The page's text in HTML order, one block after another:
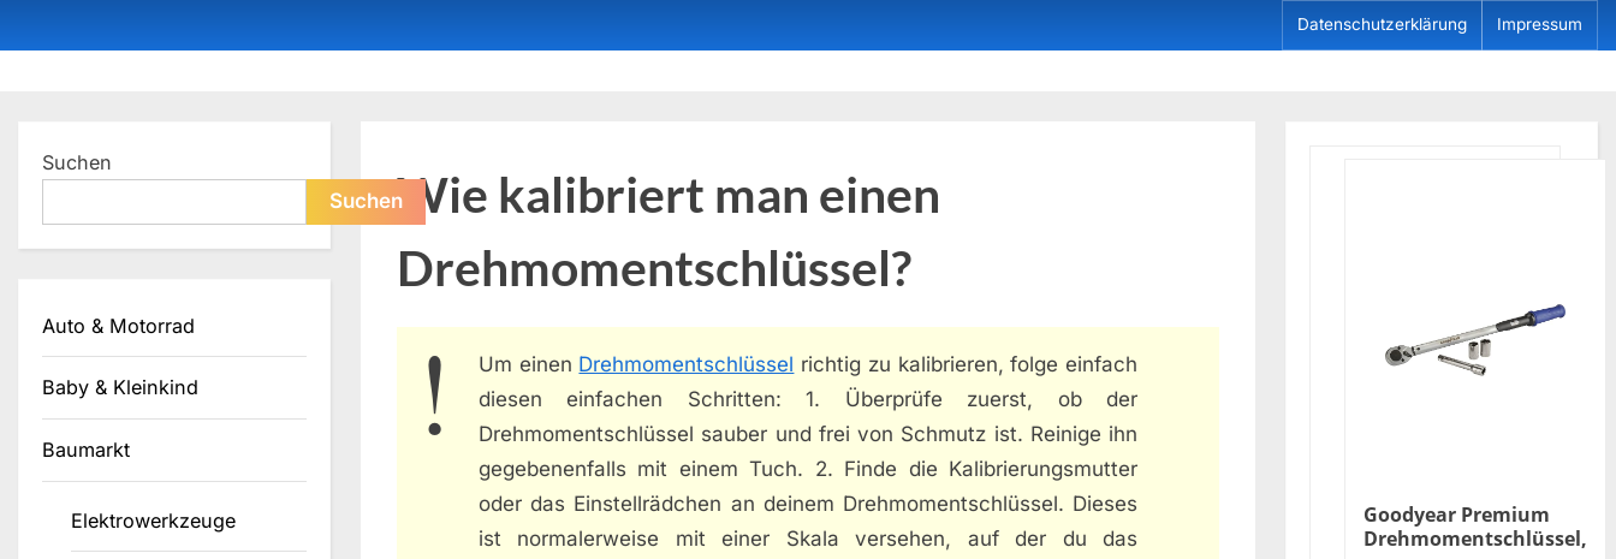
to
Datenschutzerklärung Impressum
Wie kalibriert man einen
Drehmomentschlüssel?
Um einen Drehmomentschlüssel richtig zu kalibrieren, folge einfach
diesen einfachen Schritten: 1. Überprüfe zuerst, ob der
Drehmomentschlüssel sauber und frei von Schmutz ist. Reinige ihn
gegebenenfalls mit einem Tuch. 2. Finde die Kalibrierungsmutter
oder das Einstellrädchen an deinem Drehmomentschlüssel. Dieses
ist normalerweise mit einer Skala versehen, auf der du das
Suchen
Suchen
Auto & Motorrad
Baby & Kleinkind
Baumarkt
Elektrowerkzeuge
Goodyear Premium
Drehmomentschlüssel,